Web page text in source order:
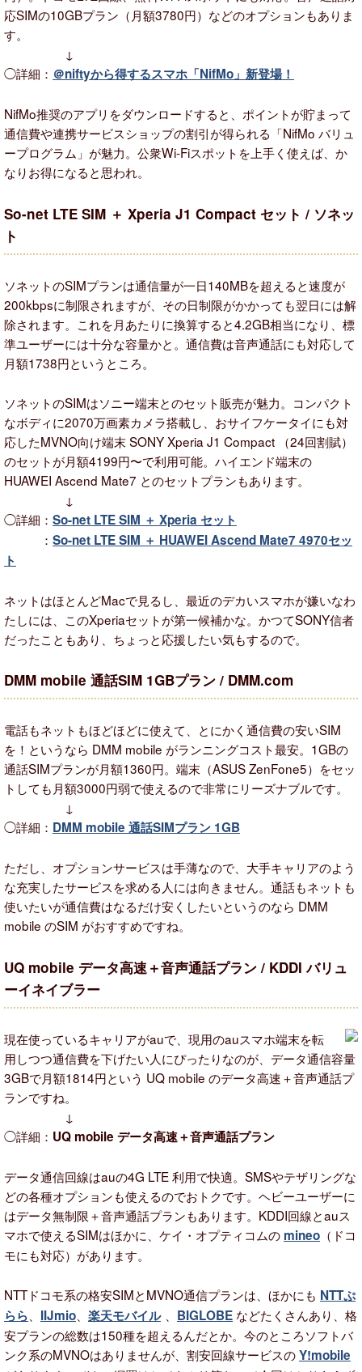
応SIMの10GBプラン（月額3780円）などのオプションもありま
す。
↓
◯詳細： ＠niftyから得するスマホ「NifMo」新登場！
NifMo推奨のアプリをダウンロードすると、ポイントが貯まって
通信費や連携サービスショップの割引が得られる「NifMo バリュ
ープログラム」が魅力。公衆Wi-Fiスポットを上手く使えば、か
なりお得になると思われ。
So-net LTE SIM ＋ Xperia J1 Compact セット / ソネッ
ト
ソネットのSIMプランは通信量が一日140MBを超えると速度が
200kbpsに制限されますが、その日制限がかかっても翌日には解
除されます。これを月あたりに換算すると4.2GB相当になり、標
準ユーザーには十分な容量かと。通信費は音声通話にも対応して
月額1738円というところ。
ソネットのSIMはソニー端末とのセット販売が魅力。コンパクト
なボディに2070万画素カメラ搭載し、おサイフケータイにも対
応したMVNO向け端末 SONY Xperia J1 Compact （24回割賦）
のセットが月額4199円〜で利用可能。ハイエンド端末の
HUAWEI Ascend Mate7 とのセットプランもあります。
↓
◯詳細： So-net LTE SIM ＋ Xperia セット
： So-net LTE SIM ＋ HUAWEI Ascend Mate7 4970セッ
ト
ネットはほとんどMacで見るし、最近のデカいスマホが嫌いなわ
たしには、このXperiaセットが第一候補かな。かつてSONY信者
だったこともあり、ちょっと応援したい気もするので。
DMM mobile 通話SIM 1GBプラン / DMM.com
電話もネットもほどほどに使えて、とにかく通信費の安いSIM
を！というなら DMM mobile がランニングコスト最安。1GBの
通話SIMプランが月額1360円。端末（ASUS ZenFone5）をセッ
トしても月額3000円弱で使えるので非常にリーズナブルです。
↓
◯詳細： DMM mobile 通話SIMプラン 1GB
ただし、オプションサービスは手薄なので、大手キャリアのよう
な充実したサービスを求める人には向きません。通話もネットも
使いたいが通信費はなるだけ安くしたいというのなら DMM
mobile のSIM がおすすめですね。
UQ mobile データ高速＋音声通話プラン / KDDI バリュ
ーイネイブラー
現在使っているキャリアがauで、現用のauスマホ端末を転
用しつつ通信費を下げたい人にぴったりなのが、データ通信容量
3GBで月額1814円という UQ mobile のデータ高速＋音声通話プ
ランですね。
↓
◯詳細： UQ mobile データ高速＋音声通話プラン
データ通信回線はauの4G LTE 利用で快適。SMSやテザリングな
どの各種オプションも使えるのでおトクです。ヘビーユーザーに
はデータ無制限＋音声通話プランもあります。KDDI回線とauス
マホで使えるSIMはほかに、ケイ・オプティコムの mineo （ドコ
モにも対応）があります。
NTTドコモ系の格安SIMとMVNO通信プランは、ほかにも NTTぷ
らら
IIJmio 楽天モバイル BIGLOBE などたくさんあり、格
安プランの総数は150種を超えるんだとか。今のところソフトバ
ンク系のMVNOはありませんが、割安回線サービスのY!mobile